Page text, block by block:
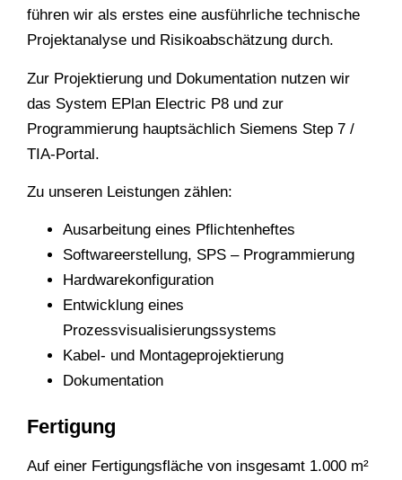
führen wir als erstes eine ausführliche technische
Projektanalyse und Risikoabschätzung durch.
Zur Projektierung und Dokumentation nutzen wir
das System EPlan Electric P8 und zur
Programmierung hauptsächlich Siemens Step 7 /
TIA-Portal.
Zu unseren Leistungen zählen:
Ausarbeitung eines Pflichtenheftes
Softwareerstellung, SPS – Programmierung
Hardwarekonfiguration
Entwicklung eines
Prozessvisualisierungssystems
Kabel- und Montageprojektierung
Dokumentation
Fertigung
Auf einer Fertigungsfläche von insgesamt 1.000 m²